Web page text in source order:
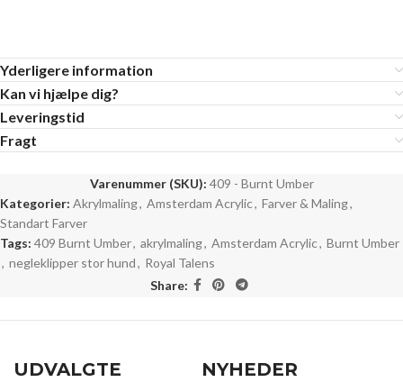
Yderligere information
Kan vi hjælpe dig?
Leveringstid
Fragt
Varenummer (SKU): 409 - Burnt Umber
Kategorier: Akrylmaling, Amsterdam Acrylic, Farver & Maling,
Standart Farver
Tags: 409 Burnt Umber, akrylmaling, Amsterdam Acrylic, Burnt Umber
, negleklipper stor hund, Royal Talens
Share:
UDVALGTE
NYHEDER